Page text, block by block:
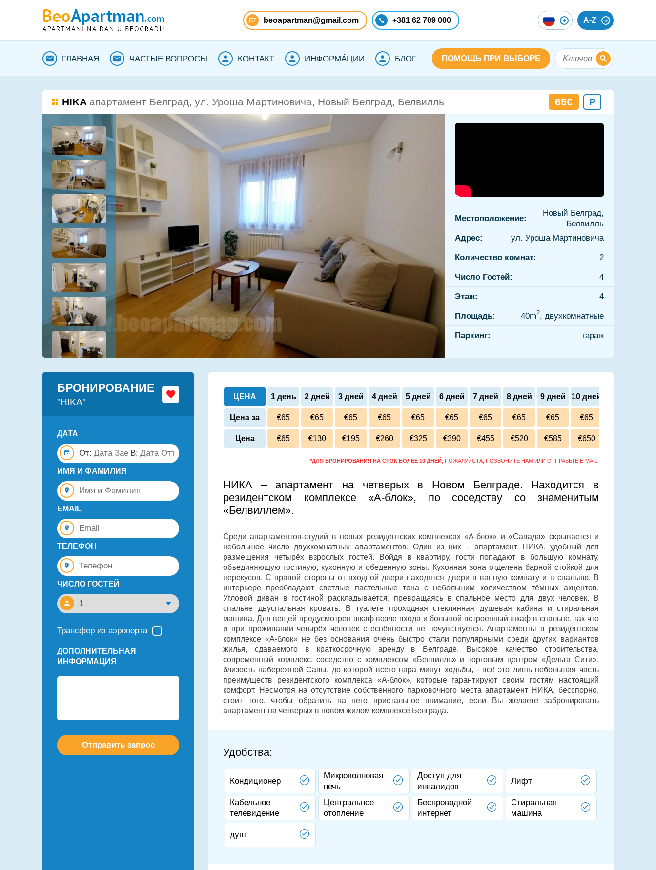
beoapartman@gmail.com +381 62 709 000 A-Z
ГЛАВНАЯ ЧАСТЫЕ ВОПРОСЫ КОНТАКТ ИНФОРМА́ЦИИ БЛОГ ПОМОЩЬ ПРИ ВЫБОРЕ
HIKA апартамент Белград, ул. Уроша Мартиновича, Новый Белград, Белвилль 65€ P
Местоположение:
Новый Белград,
Белвилль
Адрес:
ул. Уроша Мартиновича
Количество комнат: 2
Число Гостей: 4
Этаж: 4
Площадь: 40m2, двухкомнатные
Паркинг: гараж
БРОНИРОВАНИЕ
"HIKA"
ДАТА
От: В:
ИМЯ И ФАМИЛИЯ
EMAIL
ТЕЛЕФОН
ЧИСЛО ГОСТЕЙ
Трансфер из аэропорта
ДОПОЛНИТЕЛЬНАЯ
ИНФОРМАЦИЯ
ЦЕНА 1 день 2 дней 3 дней 4 дней 5 дней 6 дней 7 дней 8 дней 9 дней 10 дней
Цена за
сутки
€65 €65 €65 €65 €65 €65 €65 €65 €65 €65
Цена €65 €130 €195 €260 €325 €390 €455 €520 €585 €650
*ДЛЯ БРОНИРОВАНИЯ НА СРОК БОЛЕЕ 10 ДНЕЙ , ПОЖАЛУЙСТА, ПОЗВОНИТЕ НАМ ИЛИ ОТПРАВЬТЕ E-MAIL.
НИКА – апартамент на четверых в Новом Белграде. Находится в
резидентском комплексе «А-блок», по соседству со знаменитым
«Белвиллем».
Среди апартаментов-студий в новых резидентских комплексах «А-блок» и «Савада» скрывается и
небольшое число двухкомнатных апартаментов. Один из них – апартамент НИКА, удобный для
размещения четырёх взрослых гостей. Войдя в квартиру, гости попадают в большую комнату,
объединяющую гостиную, кухонную и обеденную зоны. Кухонная зона отделена барной стойкой для
перекусов. С правой стороны от входной двери находятся двери в ванную комнату и в спальню. В
интерьере преобладают светлые пастельные тона с небольшим количеством тёмных акцентов.
Угловой диван в гостиной раскладывается, превращаясь в спальное место для двух человек. В
спальне двуспальная кровать. В туалете проходная стеклянная душевая кабина и стиральная
машина. Для вещей предусмотрен шкаф возле входа и большой встроенный шкаф в спальне, так что
и при проживании четырёх человек стеснённости не почувствуется. Апартаменты в резидентском
комплексе «А-блок» не без основания очень быстро стали популярными среди других вариантов
жилья, сдаваемого в краткосрочную аренду в Белграде. Высокое качество строительства,
современный комплекс, соседство с комплексом «Белвилль» и торговым центром «Дельта Сити»,
близость набережной Савы, до которой всего пара минут ходьбы, - всё это лишь небольшая часть
преимуществ резидентского комплекса «А-блок», которые гарантируют своим гостям настоящий
комфорт. Несмотря на отсутствие собственного парковочного места апартамент НИКА, бесспорно,
стоит того, чтобы обратить на него пристальное внимание, если Вы желаете забронировать
апартамент на четверых в новом жилом комплексе Белграда.
Удобства:
Кондиционер
Микроволновая
печь
Доступ для
инвалидов
Лифт
Кабельное
телевидение
Центральное
отопление
Беспроводной
интернет
Стиральная
машина
душ